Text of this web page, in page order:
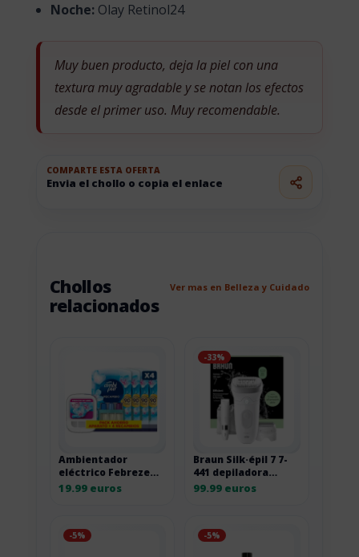
Noche: Olay Retinol24
Muy buen producto, deja la piel con una
textura muy agradable y se notan los efectos
desde el primer uso. Muy recomendable.
COMPARTE ESTA OFERTA
Envia el chollo o copia el enlace
Chollos
relacionados
Ver mas en Belleza y Cuidado
Ambientador
eléctrico Febreze
3Volution con
19.99 euros
-33%
Braun Silk·épil 7 7-
441 depiladora
eléctrica con
99.99 euros
-5% -5%